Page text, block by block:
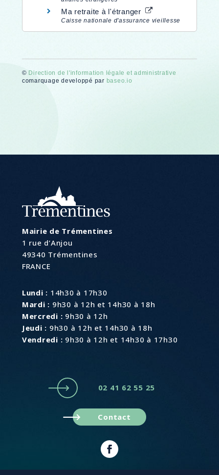
Ma retraite à l'étranger
Caisse nationale d'assurance vieillesse
© Direction de l'information légale et administrative
comarquage developpé par baseo.io
Mairie de Trémentines
1 rue d’Anjou
49340 Trémentines
FRANCE
Lundi : 14h30 à 17h30
Mardi : 9h30 à 12h et 14h30 à 18h
Mercredi : 9h30 à 12h
Jeudi : 9h30 à 12h et 14h30 à 18h
Vendredi : 9h30 à 12h et 14h30 à 17h30
02 41 62 55 25
Contact